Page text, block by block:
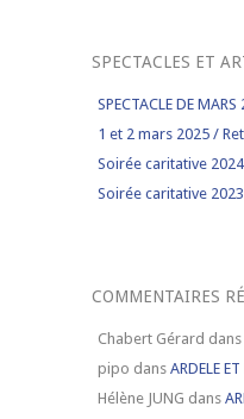
SPECTACLES ET
SPECTACLE DE MARS
1 et 2 mars 2025 /
Soirée caritative 2024
Soirée caritative 2023
COMMENTAIRES
Chabert Gérard dans
pipo dans ARDELE
Hélène JUNG dans